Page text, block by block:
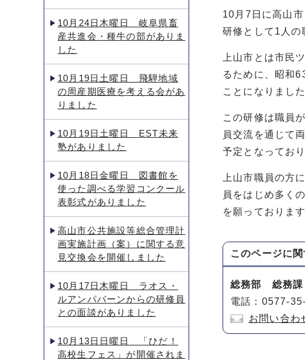
10月7日に高山
研修として1人の
上山市とは市民
るために、昭和
ことになりました
この研修は職員
員交流を通じて
予定となっており
上山市職員の方
員をはじめ多く
を願っております
このページに関
総務部 総務課
電話：0577-
お問い合わ
10月24日木曜日 岐阜県畜
産共進会・種牛の部がありま
した
10月19日土曜日 飛騨地域
の周産期医療を考える会があ
りました
10月19日土曜日 EST未来
塾がありました
10月18日金曜日 図書館を
使った調べる学習コンクール
表彰式がありました
高山市公共施設等総合管理計
画実施計画（案）に関する意
見交換会を開催しました
10月17日木曜日 ラオス・
ルアンパバーンからの研修員
との面談がありました
10月13日日曜日 「ひだ！
高校生フェス」が開催されま